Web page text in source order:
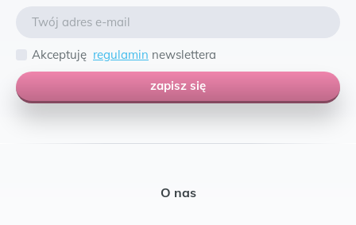
Akceptuję regulamin newslettera
zapisz się
O nas